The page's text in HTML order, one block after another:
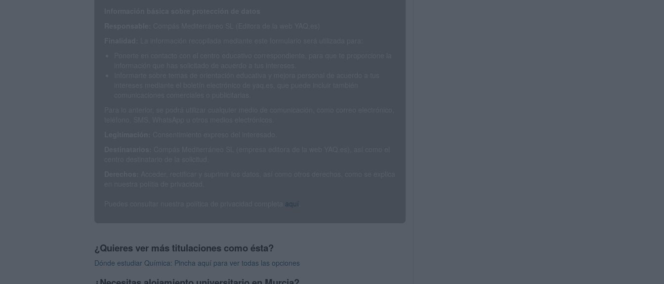
aquí
¿Quieres ver más titulaciones como ésta?
Dónde estudiar Química: Pincha aquí para ver todas las opciones